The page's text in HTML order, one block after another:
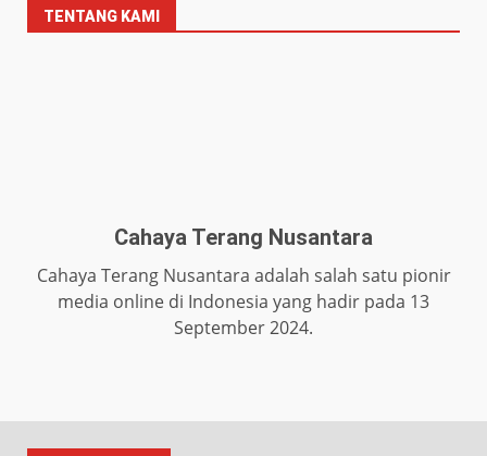
TENTANG KAMI
Cahaya Terang Nusantara
Cahaya Terang Nusantara adalah salah satu pionir
media online di Indonesia yang hadir pada 13
September 2024.